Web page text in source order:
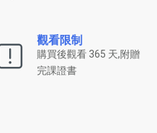
觀看限制
購買後觀看 365 天,附贈
完課證書